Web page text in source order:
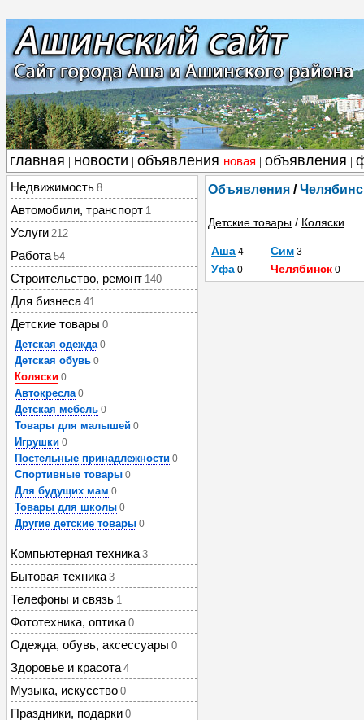
главная новости объявления новая объявления
Недвижимость 8
Автомобили, транспорт 1
Услуги 212
Работа 54
Строительство, ремонт 140
Для бизнеса 41
Детские товары 0
Детская одежда 0
Детская обувь 0
Коляски 0
Автокресла 0
Детская мебель 0
Товары для малышей 0
Игрушки 0
Постельные принадлежности 0
Спортивные товары 0
Для будущих мам 0
Товары для школы 0
Другие детские товары 0
Компьютерная техника 3
Бытовая техника 3
Телефоны и связь 1
Фототехника, оптика 0
Одежда, обувь, аксессуары 0
Здоровье и красота 4
Музыка, искусство 0
Праздники, подарки 0
Объявления /
Детские товары / Коляски
Аша 4 Сим 3
Уфа 0 Челябинск 0